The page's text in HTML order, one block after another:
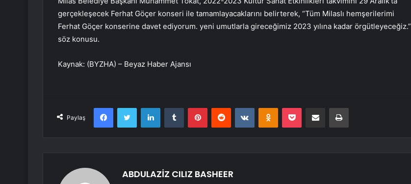
gerçekleşecek Ferhat Göçer konseri ile tamamlayacaklarını belirterek, “Tüm Milaslı hemşerilerimi
Ferhat Göçer konserine davet ediyorum. yeni umutlarla gireceğimiz 2023 yılına kadar örgütleyeceğiz.”
söz konusu.
Kaynak: (BYZHA) – Beyaz Haber Ajansı
Paylaş
FacebookTwitter LinkedInTumblr PinterestReddit VKontakteOdnoklassniki
Pocket E-Posta ile paylaş Yazdır
ABDULAZİZ CILIZ BASHEER